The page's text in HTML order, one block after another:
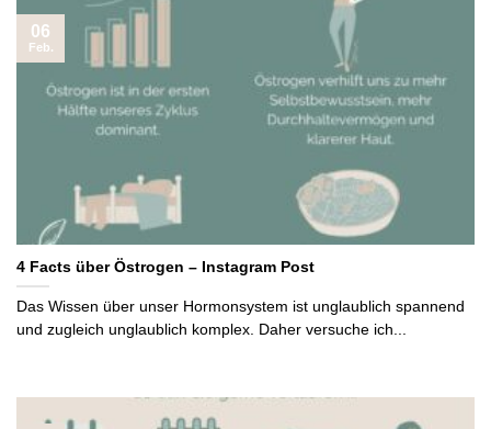
4 Facts über Östrogen – Instagram Post
Das Wissen über unser Hormonsystem ist unglaublich spannend
und zugleich unglaublich komplex. Daher versuche ich...
06
Feb.